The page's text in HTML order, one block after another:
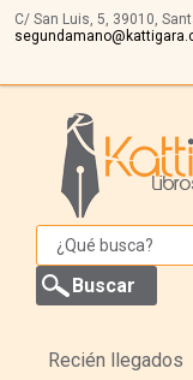
C/ San Luis, 5, 39010,
Recién llegados